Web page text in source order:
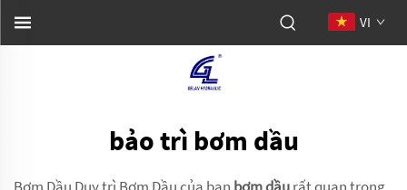
VI
bảo trì bơm dầu